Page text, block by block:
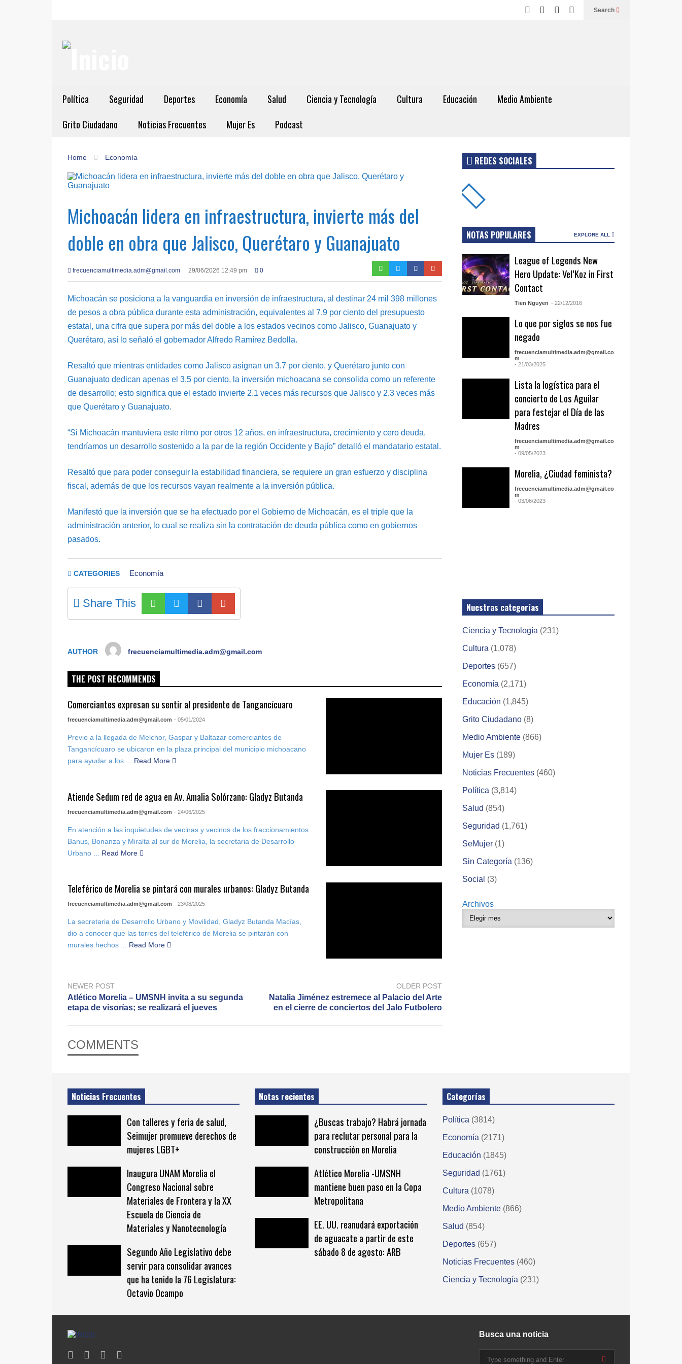
Search
Política Seguridad Deportes Economía Salud Ciencia y Tecnología Cultura Educación
Medio Ambiente
Grito Ciudadano
Noticias Frecuentes Mujer Es Podcast
Home Economía
Michoacán lidera en infraestructura, invierte más del
doble en obra que Jalisco, Querétaro y Guanajuato
frecuenciamultimedia.adm@gmail.com 29/06/2026 12:49 pm 0
Michoacán se posiciona a la vanguardia en inversión de infraestructura, al destinar 24 mil 398 millones
de pesos a obra pública durante esta administración, equivalentes al 7.9 por ciento del presupuesto
estatal, una cifra que supera por más del doble a los estados vecinos como Jalisco, Guanajuato y
Querétaro, así lo señaló el gobernador Alfredo Ramírez Bedolla.
Resaltó que mientras entidades como Jalisco asignan un 3.7 por ciento, y Querétaro junto con
Guanajuato dedican apenas el 3.5 por ciento, la inversión michoacana se consolida como un referente
de desarrollo; esto significa que el estado invierte 2.1 veces más recursos que Jalisco y 2.3 veces más
que Querétaro y Guanajuato.
“Si Michoacán mantuviera este ritmo por otros 12 años, en infraestructura, crecimiento y cero deuda,
tendríamos un desarrollo sostenido a la par de la región Occidente y Bajío” detalló el mandatario estatal.
Resaltó que para poder conseguir la estabilidad financiera, se requiere un gran esfuerzo y disciplina
fiscal, además de que los recursos vayan realmente a la inversión pública.
Manifestó que la inversión que se ha efectuado por el Gobierno de Michoacán, es el triple que la
administración anterior, lo cual se realiza sin la contratación de deuda pública como en gobiernos
pasados.
CATEGORIES Economía
Share This
AUTHOR frecuenciamultimedia.adm@gmail.com
THE POST RECOMMENDS
Comerciantes expresan su sentir al presidente de Tangancícuaro
frecuenciamultimedia.adm@gmail.com - 05/01/2024
Previo a la llegada de Melchor, Gaspar y Baltazar comerciantes de
Tangancícuaro se ubicaron en la plaza principal del municipio michoacano
para ayudar a los ...
Read More
Atiende Sedum red de agua en Av. Amalia Solórzano: Gladyz Butanda
frecuenciamultimedia.adm@gmail.com - 24/06/2025
En atención a las inquietudes de vecinas y vecinos de los fraccionamientos
Banus, Bonanza y Miralta al sur de Morelia, la secretaria de Desarrollo
Urbano ...
Read More
Teleférico de Morelia se pintará con murales urbanos: Gladyz Butanda
frecuenciamultimedia.adm@gmail.com - 23/08/2025
La secretaria de Desarrollo Urbano y Movilidad, Gladyz Butanda Macías,
dio a conocer que las torres del teleférico de Morelia se pintarán con
murales hechos ... Read More
NEWER POST
Atlético Morelia – UMSNH invita a su segunda
etapa de visorías; se realizará el jueves
OLDER POST
Natalia Jiménez estremece al Palacio del Arte
en el cierre de conciertos del Jalo Futbolero
COMMENTS
REDES SOCIALES
NOTAS POPULARES EXPLORE ALL
League of Legends New
Hero Update: Vel’Koz in First
Contact
Tien Nguyen - 22/12/2016
Lo que por siglos se nos fue
negado
frecuenciamultimedia.adm@gmail.co
m
- 21/03/2025
Lista la logística para el
concierto de Los Aguilar
para festejar el Día de las
Madres
frecuenciamultimedia.adm@gmail.co
m
- 09/05/2023
Morelia, ¿Ciudad feminista?
frecuenciamultimedia.adm@gmail.co
m
- 03/06/2023
Nuestras categorías
Ciencia y Tecnología (231)
Cultura (1,078)
Deportes (657)
Economía (2,171)
Educación (1,845)
Grito Ciudadano (8)
Medio Ambiente (866)
Mujer Es (189)
Noticias Frecuentes (460)
Política (3,814)
Salud (854)
Seguridad (1,761)
SeMujer (1)
Sin Categoría (136)
Social (3)
Archivos
Noticias Frecuentes
Con talleres y feria de salud,
Seimujer promueve derechos de
mujeres LGBT+
Inaugura UNAM Morelia el
Congreso Nacional sobre
Materiales de Frontera y la XX
Escuela de Ciencia de
Materiales y Nanotecnología
Segundo Año Legislativo debe
servir para consolidar avances
que ha tenido la 76 Legislatura:
Octavio Ocampo
Notas recientes
¿Buscas trabajo? Habrá jornada
para reclutar personal para la
construcción en Morelia
Atlético Morelia -UMSNH
mantiene buen paso en la Copa
Metropolitana
EE. UU. reanudará exportación
de aguacate a partir de este
sábado 8 de agosto: ARB
Categorías
Política (3814)
Economía (2171)
Educación (1845)
Seguridad (1761)
Cultura (1078)
Medio Ambiente (866)
Salud (854)
Deportes (657)
Noticias Frecuentes (460)
Ciencia y Tecnología (231)
Busca una noticia